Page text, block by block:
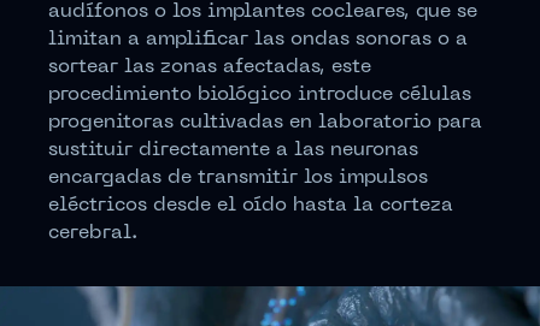
audífonos o los implantes cocleares, que se
limitan a amplificar las ondas sonoras o a
sortear las zonas afectadas, este
procedimiento biológico introduce células
progenitoras cultivadas en laboratorio para
sustituir directamente a las neuronas
encargadas de transmitir los impulsos
eléctricos desde el oído hasta la corteza
cerebral.